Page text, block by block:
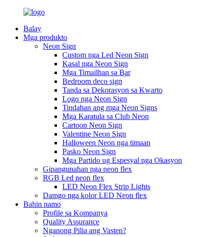
Balay
Mga produkto
Neon Sign
Custom nga Led Neon Sign
Kasal nga Neon Sign
Mga Timailhan sa Bar
Bedroom deco sign
Tanda sa Dekorasyon sa Kwarto
Logo nga Neon Sign
Tindahan ang mga Neon Signs
Mga Karatula sa Club Neon
Cartoon Neon Sign
Valentine Neon Sign
Halloween Neon nga timaan
Pasko Neon Sign
Mga Partido ug Espesyal nga Okasyon
Gipangunahan nga neon flex
RGB Led neon flex
LED Neon Flex Strip Lights
Damgo nga kolor LED Neon flex
Bahin namo
Profile sa Kompanya
Quality Assurance
Nganong Pilia ang Vasten?